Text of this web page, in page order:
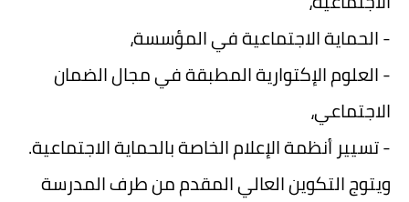
- الحماية الاجتماعية في المؤسسة،
- العلوم الإكتوارية المطبقة في مجال الضمان
الاجتماعي،
- تسيير أنظمة الإعلام الخاصة بالحماية الاجتماعية.
ويتوج التكوين العالي المقدم من طرف المدرسة